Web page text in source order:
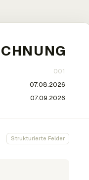
Strukturierte Felder